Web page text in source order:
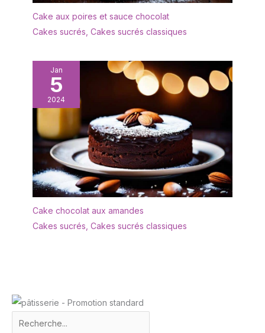
crémaillère, un mariage
ou tout simplement se
faire plaisir avec de la
Cake aux poires et sauce chocolat
Cakes sucrés Cakes sucrés classiques
Jan
5
2024
Cake chocolat aux amandes
Cakes sucrés Cakes sucrés classiques